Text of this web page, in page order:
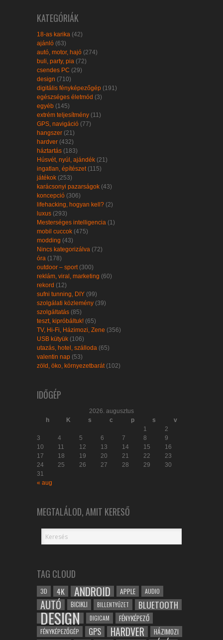
KATEGÓRIÁK
18-as karika (42)
ajánló (63)
autó, motor, hajó (274)
buli, party, pia (72)
csendes PC (29)
design (710)
digitális fényképezőgép (191)
egészséges életmód (3)
egyéb (145)
extrém teljesítmény (11)
GPS, navigáció (77)
hangszer (21)
hardver (432)
háztartás (183)
Húsvét, nyúl, ajándék (21)
ingatlan, építészet(115)
játékok (253)
karácsonyi pazarságok (43)
koncepció (306)
lifehacking, hogyan kell? (2)
luxus (293)
Mesterséges intelligencia (1)
mobil cuccok (475)
modding (43)
Nincs kategorizálva (72)
óra (178)
outdoor – sport(300)
reklám, viral, marketing (60)
rekord (12)
sufni tunning, DIY (99)
szolgálati közlemény (39)
szolgáltatás (85)
teszt, kipróbáltuk! (65)
TV, Hi-Fi, Házimozi, Zene (356)
USB kütyük (106)
utazás, hotel, szálloda (65)
valentin nap (53)
zöld, öko, környezetbarát(102)
IDŐGÉP
2026. augusztus
h
K s c p s
v
1
2
3
4 5 6 7 8
9
10
11 12 13 14 15
16
17
18 19 20 21 22
23
24
25 26 27 28 29
30
31
« aug
MEGTALÁLOD, AMIT KERESŐ
TAG CLOUD
3D 4K ANDROID APPLE AUDIO
AUTÓ BICIKLI BILLENTYŰZET BLUETOOTH
DESIGN DIGICAM FÉNYKÉPEZŐ
FÉNYKÉPEZŐGÉP GPS HARDVER HÁZIMOZI